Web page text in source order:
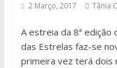
2 Março, 2017 Tânia
A estreia da 8ª
das Estrelas faz-se
primeira vez terá dois